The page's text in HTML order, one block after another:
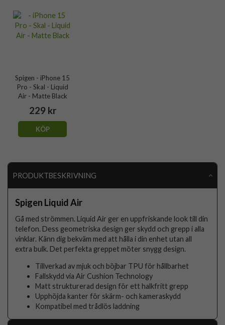
Spigen - iPhone 15
Pro - Skal - Liquid
Air - Matte Black
229 kr
KÖP
PRODUKTBESKRIVNING
Spigen Liquid Air
Gå med strömmen. Liquid Air ger en uppfriskande look till din
telefon. Dess geometriska design ger skydd och grepp i alla
vinklar. Känn dig bekväm med att hålla i din enhet utan all
extra bulk. Det perfekta greppet möter snygg design.
Tillverkad av mjuk och böjbar TPU för hållbarhet
Fallskydd via Air Cushion Technology
Matt strukturerad design för ett halkfritt grepp
Upphöjda kanter för skärm- och kameraskydd
Kompatibel med trådlös laddning